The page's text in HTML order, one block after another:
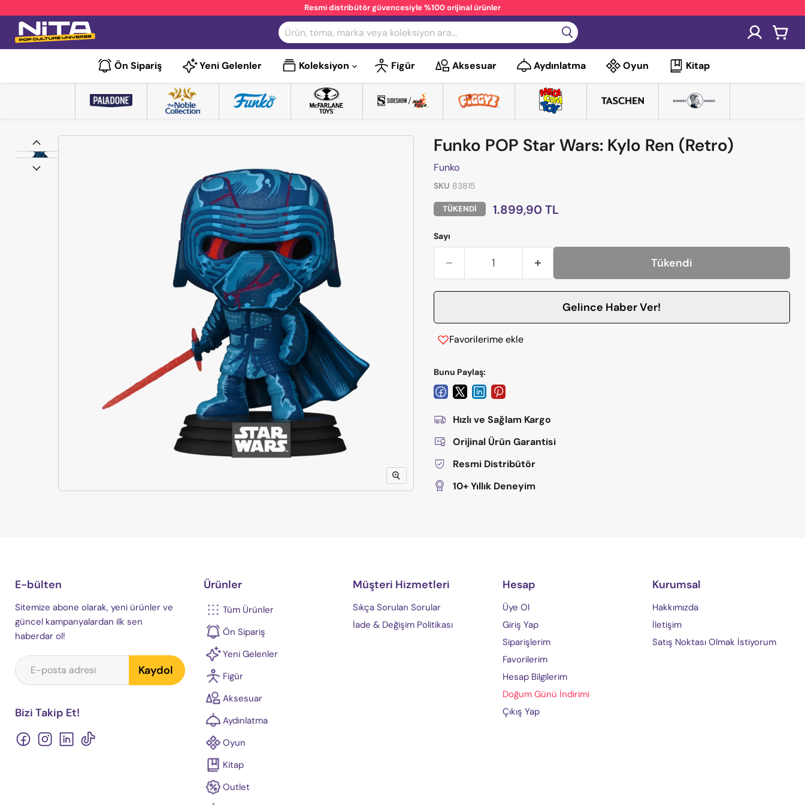
Resmi distribütör güvencesiyle %100 orijinal ürünler
Ön Sipariş Yeni Gelenler Koleksiyon Figür Aksesuar Aydınlatma Oyun Kitap
Funko POP Star Wars: Kylo Ren (Retro)
Funko
SKU 83815
TÜKENDI Mevcut fiyat
1.899,90 TL
Sayı
Tükendi
Gelince Haber Ver!
Favorilerime ekle
Bunu Paylaş:
Hızlı ve Sağlam Kargo
Orijinal Ürün Garantisi
Resmi Distribütör
10+ Yıllık Deneyim
E-bülten
Sitemize abone olarak, yeni ürünler ve
güncel kampanyalardan ilk sen
haberdar ol!
E-posta adresi Kaydol
Bizi Takip Et!
Bizi
Bizi
Bizi
Ürünler
Tüm Ürünler
Ön Sipariş
Yeni Gelenler
Figür
Aksesuar
Aydınlatma
Oyun
Kitap
Outlet
Müşteri Hizmetleri
Sıkça Sorulan Sorular
İade & Değişim Politikası
Hesap
Üye Ol
Giriş Yap
Siparişlerim
Favorilerim
Hesap Bilgilerim
Doğum Günü İndirimi
Çıkış Yap
Kurumsal
Hakkımızda
İletişim
Satış Noktası Olmak İstiyorum